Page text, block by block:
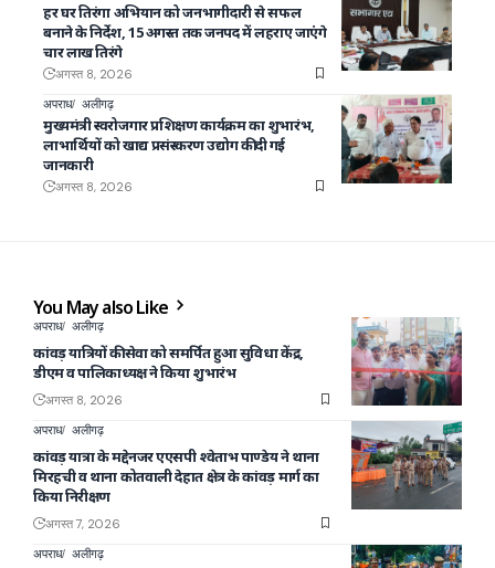
हर घर तिरंगा अभियान को जनभागीदारी से सफल
बनाने के निर्देश, 15 अगस्त तक जनपद में लहराए जाएंगे
चार लाख तिरंगे
अगस्त 8, 2026
अपराध अलीगढ़
मुख्यमंत्री स्वरोजगार प्रशिक्षण कार्यक्रम का शुभारंभ,
लाभार्थियों को खाद्य प्रसंस्करण उद्योग की दी गई
जानकारी
अगस्त 8, 2026
You May also Like
अपराध अलीगढ़
कांवड़ यात्रियों की सेवा को समर्पित हुआ सुविधा केंद्र,
डीएम व पालिकाध्यक्ष ने किया शुभारंभ
अगस्त 8, 2026
अपराध अलीगढ़
कांवड़ यात्रा के मद्देनजर एएसपी श्वेताभ पाण्डेय ने थाना
मिरहची व थाना कोतवाली देहात क्षेत्र के कांवड़ मार्ग का
किया निरीक्षण
अगस्त 7, 2026
अपराध अलीगढ़